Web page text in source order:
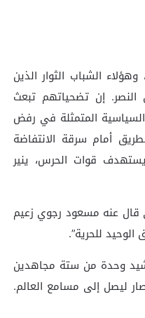
الشباب الثوار الذين
إن تضحياتهم تبعث
المتمثلة في رفض
أمام سرقة الانتفاضة
قوات الحرس، ينير
قال عنه مسعود رجوي زعيم
للحرية”.
وحدة من ستة مجاهدين
ليصل إلى مسامع العالم.